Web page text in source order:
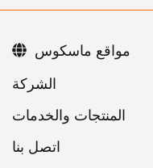
اتصل بنا
مواقع ماسكوس